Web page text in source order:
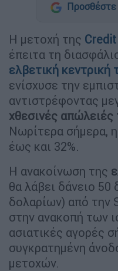
H μετοχή της
έπειτα τη
ελβετική κεντρική
ενίσχυσε την
αντιστρέφοντας
χθεσινές
Νωρίτερα σήμερα,
έως και 32%.
Η ανακοίνωση της
θα λάβει δάνειο 50
δολαρίων) από την
στην ανακοπή των
ασιατικές αγορές
συγκρατημένη
μετοχών.